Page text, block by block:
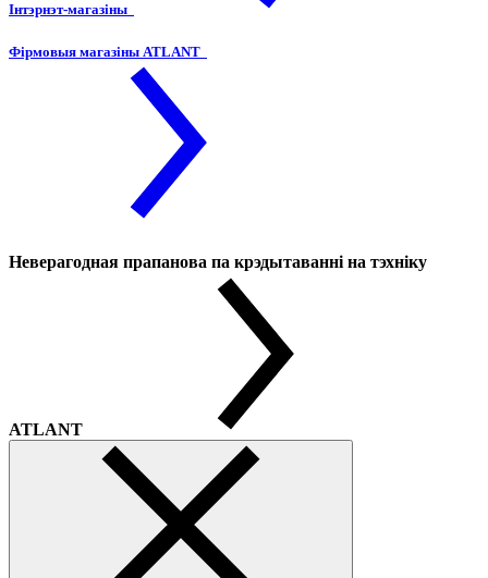
Інтэрнэт-магазіны
Фірмовыя магазіны ATLANT
Неверагодная прапанова па крэдытаванні на тэхніку
ATLANT